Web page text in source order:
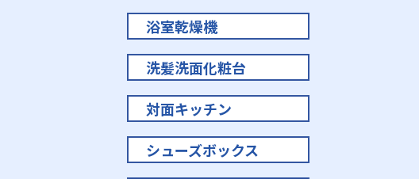
浴室乾燥機
洗髪洗面化粧台
対面キッチン
シューズボックス